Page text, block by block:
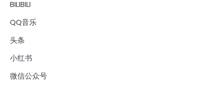
BILIBILI
QQ音乐
头条
小红书
微信公众号